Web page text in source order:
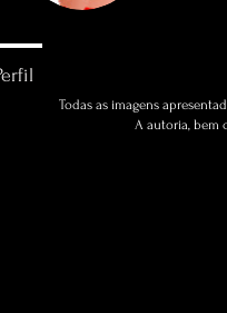
Todas as imagens
A autoria, bem